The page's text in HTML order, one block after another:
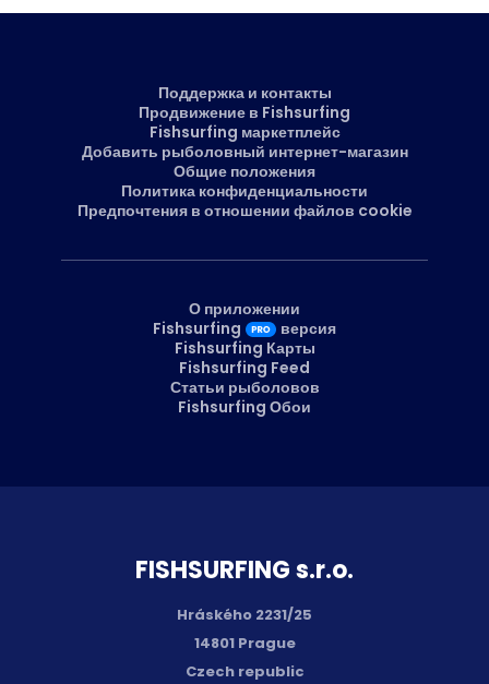
FISH­SURFING s.r.o.
Hráského 2231/25
14801 Prague
Czech republic
Поддержка и контакты
Продвижение в Fishsurfing
Fishsurfing маркетплейс
Добавить рыболовный интернет-магазин
Общие положения
Политика конфиденциальности
Предпочтения в отношении файлов cookie
О приложении
Fishsurfing
версия
Fishsurfing Карты
Fishsurfing Feed
Статьи рыболовов
Fishsurfing Обои